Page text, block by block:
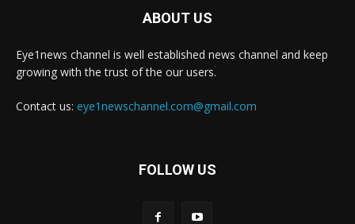
ABOUT US
Eye1news channel is well established news channel and keep
growing with the trust of the our users.
Contact us: eye1newschannel.com@gmail.com
FOLLOW US